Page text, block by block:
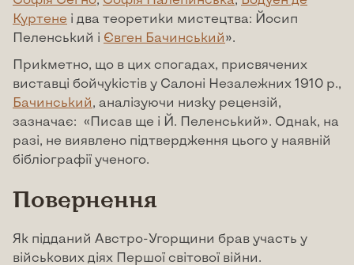
Куртене і два теоретики мистецтва: Йосип
Пеленський і Євген Бачинський».
Прикметно, що в цих спогадах, присвячених
виставці бойчукістів у Салоні Незалежних 1910 р.,
Бачинський, аналізуючи низку рецензій,
зазначає: «Писав ще і Й. Пеленський». Однак, на
разі, не виявлено підтвердження цього у наявній
бібліографії ученого.
Повернення
Як підданий Австро-Угорщини брав участь у
військових діях Першої світової війни.